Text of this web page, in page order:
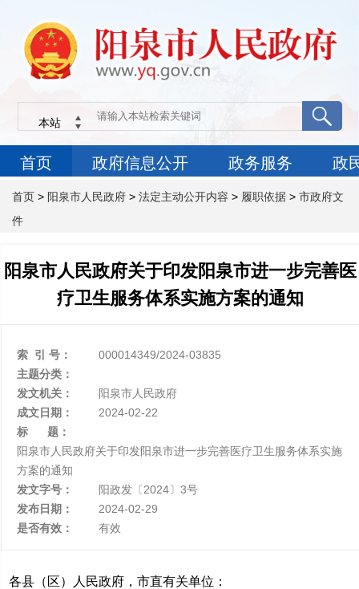
首页 > 阳泉市人民政府 > 法定主动公开内容 > 履职依据 > 市政府文
件
阳泉市人民政府关于印发阳泉市进一步完善医
疗卫生服务体系实施方案的通知
索 引 号：
000014349/2024-03835
主题分类：
发文机关：
阳泉市人民政府
成文日期：
2024-02-22
标 题：
阳泉市人民政府关于印发阳泉市进一步完善医疗卫生服务体系实施
方案的通知
发文字号：
阳政发〔2024〕3号
发布日期：
2024-02-29
是否有效：
有效
各县（区）人民政府，市直有关单位：